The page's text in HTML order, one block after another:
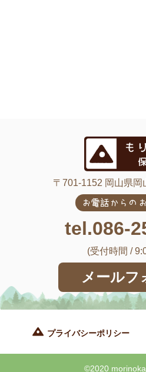
〒701-1152 岡山県
お電話からの
tel.086-
(受付時間 /
メールフ
プライバシーポリシー
©2020